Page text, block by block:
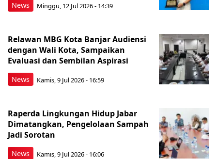
News Minggu, 12 Jul 2026 - 14:39
News
Relawan MBG Kota Banjar Audiensi
dengan Wali Kota, Sampaikan
Evaluasi dan Sembilan Aspirasi
Kamis, 9 Jul 2026 - 16:59
News
Raperda Lingkungan Hidup Jabar
Dimatangkan, Pengelolaan Sampah
Jadi Sorotan
Kamis, 9 Jul 2026 - 16:06